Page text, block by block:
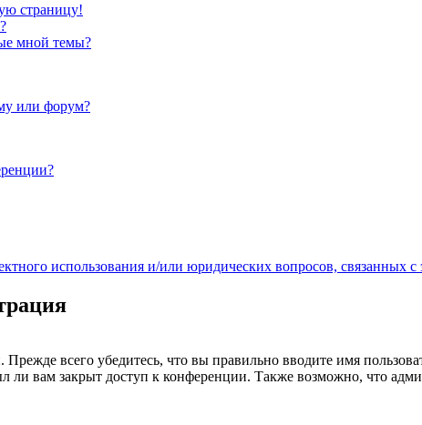
страницу!
мной темы?
или форум?
использования и/или юридических вопросов, связанных
всего убедитесь, что вы правильно вводите имя
ли вам закрыт доступ к конференции. Также возможно, что